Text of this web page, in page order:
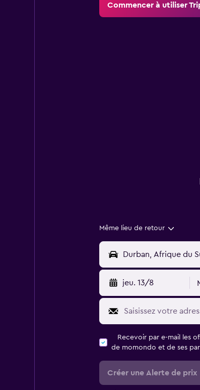
Commencer à utiliser
Même lieu de retour
jeu. 13/8
Recevoir par e-mail les
de momondo et de ses
Créer une Alerte de prix